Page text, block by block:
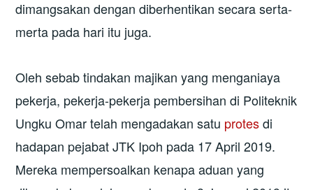
dimangsakan dengan diberhentikan secara serta-
merta pada hari itu juga.
Oleh sebab tindakan majikan yang menganiaya
pekerja, pekerja-pekerja pembersihan di Politeknik
Ungku Omar telah mengadakan satu protesdi
hadapan pejabat JTK Ipoh pada 17 April 2019.
Mereka mempersoalkan kenapa aduan yang